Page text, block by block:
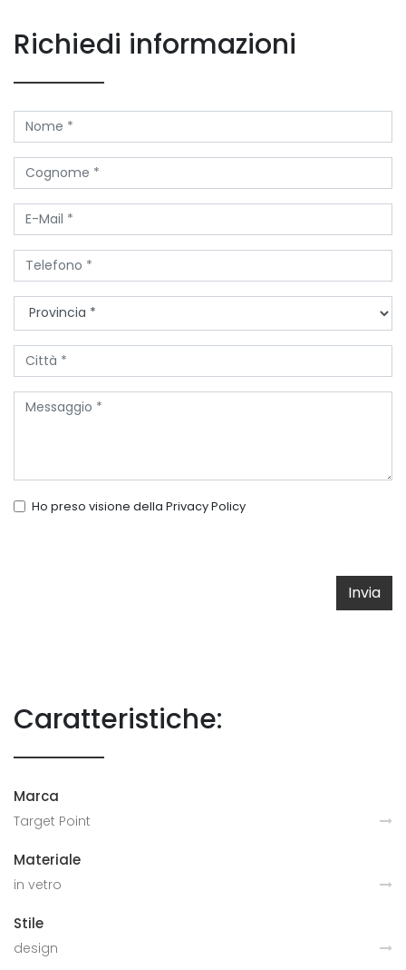
Richiedi informazioni
Ho preso visione della Privacy Policy
Invia
Caratteristiche:
Marca
Target Point
Materiale
in vetro
Stile
design